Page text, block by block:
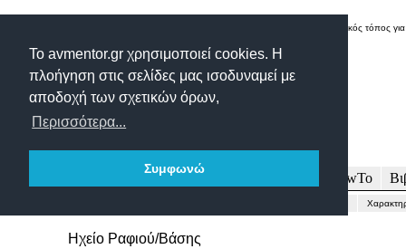
Το avmentor.gr χρησιμοποιεί cookies. Η
πλοήγηση στις σελίδες μας ισοδυναμεί με
αποδοχή των σχετικών όρων,
Περισσότερα...
Συμφωνώ
Δικτυακός τόπος
Δοκιμές Άρθρα HowTo
Ηχείο Ραφιού/Βάσης